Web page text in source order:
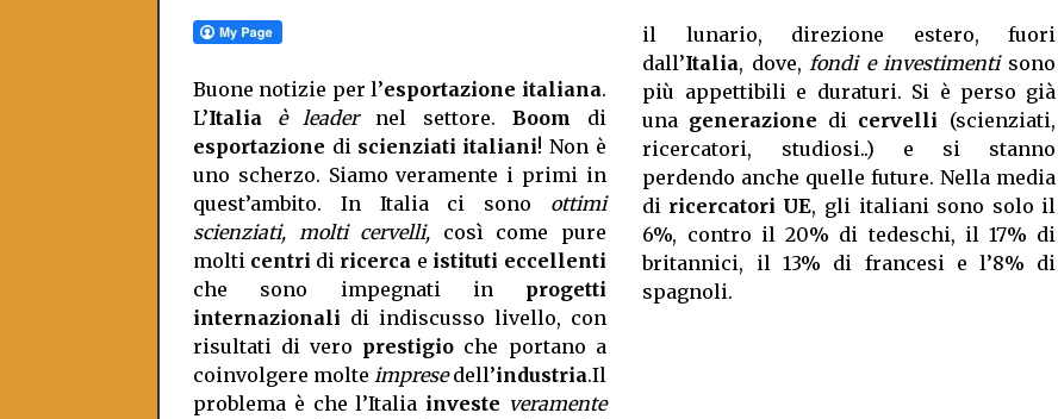
Buone notizie per l’esportazione italiana.
L’Italia è leadernel settore. Boom di
esportazione di scienziati italiani! Non è
uno scherzo. Siamo veramente i primi in
quest’ambito. In Italia ci sono ottimi
scienziati, molti cervelli, così come pure
molti centri di ricerca e istituti eccellenti
che sono impegnati in progetti
internazionali di indiscusso livello, con
risultati di vero prestigio che portano a
coinvolgere molte impresedell’industria.Il
problema è che l’Italia investe veramente
il lunario, direzione estero, fuori
dall’Italia, dove,fondi e investimentisono
più appettibili e duraturi. Si è perso già
una generazione di cervelli (scienziati,
ricercatori, studiosi..) e si stanno
perdendo anche quelle future. Nella media
di ricercatori UE, gli italiani sono solo il
6%, contro il 20% di tedeschi, il 17% di
britannici, il 13% di francesi e l’8% di